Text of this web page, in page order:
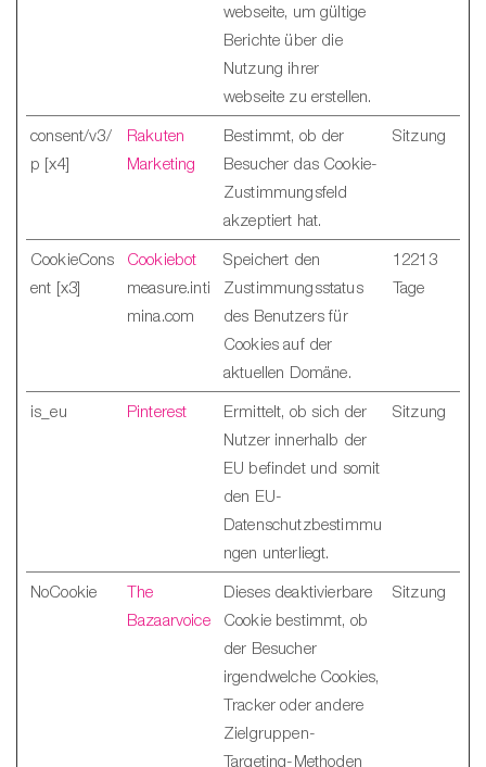
webseite, um gültige
Berichte über die
Nutzung ihrer
webseite zu erstellen.
consent/v3/
p [x4]
Rakuten
Marketing
Bestimmt, ob der
Besucher das Cookie-
Zustimmungsfeld
akzeptiert hat.
Sitzung
CookieCons
ent [x3]
Cookiebot
measure.inti
mina.com
Speichert den
Zustimmungsstatus
des Benutzers für
Cookies auf der
aktuellen Domäne.
12213
Tage
is_eu Pinterest
Ermittelt, ob sich der
Nutzer innerhalb der
EU befindet und somit
den EU-
Datenschutzbestimmu
ngen unterliegt.
Sitzung
NoCookie
The
Bazaarvoice
Dieses deaktivierbare
Cookie bestimmt, ob
der Besucher
irgendwelche Cookies,
Tracker oder andere
Zielgruppen-
Targeting-Methoden
Sitzung